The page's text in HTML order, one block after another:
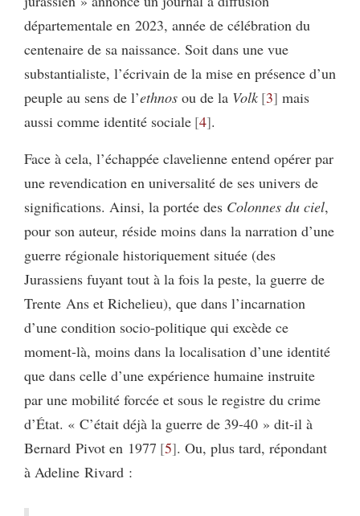
départementale en 2023, année de célébration du
centenaire de sa naissance. Soit dans une vue
substantialiste, l’écrivain de la mise en présence d’un
peuple au sens de l’ethnos ou de la Volk 3 mais
aussi comme identité sociale 4 .
Face à cela, l’échappée clavelienne entend opérer par
une revendication en universalité de ses univers de
significations. Ainsi, la portée des Colonnes du ciel,
pour son auteur, réside moins dans la narration d’une
guerre régionale historiquement située (des
Jurassiens fuyant tout à la fois la peste, la guerre de
Trente Ans et Richelieu), que dans l’incarnation
d’une condition socio-politique qui excède ce
moment-là, moins dans la localisation d’une identité
que dans celle d’une expérience humaine instruite
par une mobilité forcée et sous le registre du crime
d’État. « C’était déjà la guerre de 39-40 » dit-il à
Bernard Pivot en 1977 5 . Ou, plus tard, répondant
à Adeline Rivard :